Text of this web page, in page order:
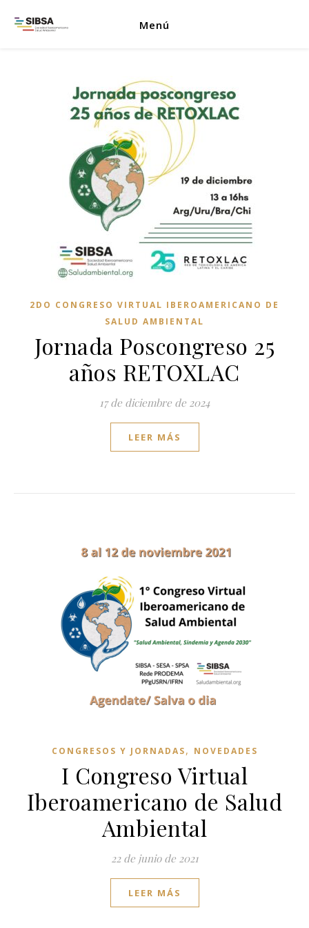
Menú
2DO CONGRESO VIRTUAL IBEROAMERICANO DE
SALUD AMBIENTAL
Jornada Poscongreso 25
años RETOXLAC
17 de diciembre de 2024
LEER MÁS
CONGRESOS Y JORNADAS, NOVEDADES
I Congreso Virtual
Iberoamericano de Salud
Ambiental
22 de junio de 2021
LEER MÁS